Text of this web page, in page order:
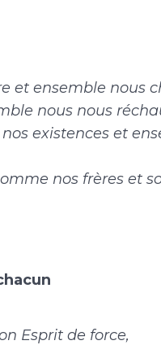
et ensemble nous
nous nous
existences et
nos frères et
Esprit de force,